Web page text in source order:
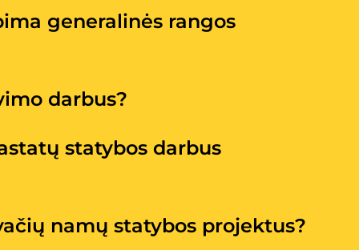
generalinės rangos
darbus?
statybos darbus
namų statybos projektus?